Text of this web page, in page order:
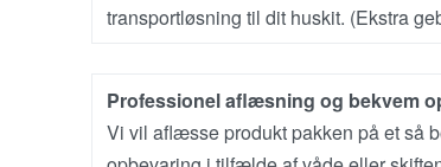
transportløsning til dit huskit. (Ekstra
Professionel aflæsning og bekvem
Vi vil aflæsse produkt pakken på et så